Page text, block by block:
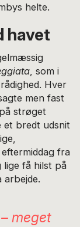
helte.
havet
, som i
Hver
men fast
strøget
et bredt udsnit
fra
lige få hilst på
arbejde.
meget